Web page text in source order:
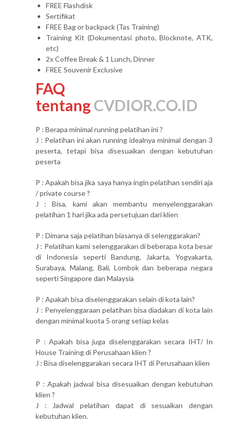
FREE Flashdisk
Sertifikat
FREE Bag or backpack (Tas Training)
Training Kit (Dokumentasi photo, Blocknote, ATK,
etc)
2x Coffee Break & 1 Lunch, Dinner
FREE Souvenir Exclusive
FAQ
tentangCVDIOR.CO.ID
P : Berapa minimal running pelatihan ini ?
J : Pelatihan ini akan running idealnya minimal dengan 3
peserta, tetapi bisa disesuaikan dengan kebutuhan
peserta
P : Apakah bisa jika saya hanya ingin pelatihan sendiri aja
/ private course ?
J : Bisa, kami akan membantu menyelenggarakan
pelatihan 1 hari jika ada persetujuan dari klien
P : Dimana saja pelatihan biasanya di selenggarakan?
J : Pelatihan kami selenggarakan di beberapa kota besar
di Indonesia seperti Bandung, Jakarta, Yogyakarta,
Surabaya, Malang, Bali, Lombok dan beberapa negara
seperti Singapore dan Malaysia
P : Apakah bisa diselenggarakan selain di kota lain?
J : Penyelenggaraan pelatihan bisa diadakan di kota lain
dengan minimal kuota 5 orang setiap kelas
P : Apakah bisa juga diselenggarakan secara IHT/ In
House Training di Perusahaan klien ?
J : Bisa diselenggarakan secara IHT di Perusahaan klien
P : Apakah jadwal bisa disesuaikan dengan kebutuhan
klien ?
J : Jadwal pelatihan dapat di sesuaikan dengan
kebutuhan klien.